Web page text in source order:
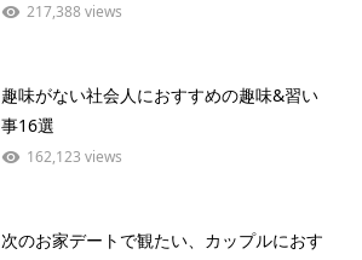
217,388 views
趣味がない社会人におすすめの趣味&習い
事16選
162,123 views
次のお家デートで観たい、カップルにおす